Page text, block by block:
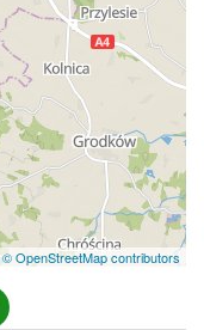
© OpenStreetMap contributors